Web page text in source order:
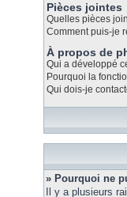
Pièces jointes
Quelles pièces
Comment puis-je
À propos de
Qui a développé
Pourquoi la
Qui dois-je
» Pourquoi ne
Il y a plusieurs